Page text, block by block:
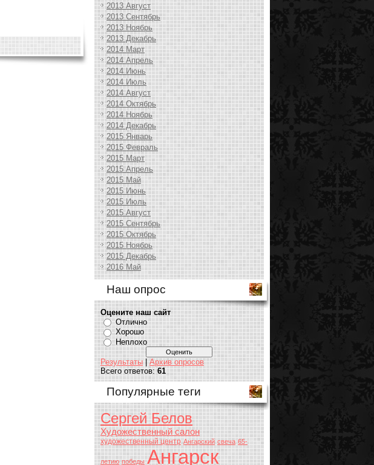
2013 Август
2013 Сентябрь
2013 Ноябрь
2013 Декабрь
2014 Март
2014 Апрель
2014 Июнь
2014 Июль
2014 Август
2014 Октябрь
2014 Ноябрь
2014 Декабрь
2015 Январь
2015 Февраль
2015 Март
2015 Апрель
2015 Май
2015 Июнь
2015 Июль
2015 Август
2015 Сентябрь
2015 Октябрь
2015 Ноябрь
2015 Декабрь
2016 Май
Наш опрос
Оцените наш сайт
Отлично
Хорошо
Неплохо
Результаты |Архив опросов
Всего ответов:61
Популярные теги
Сергей Белов
Художественный салон
художественный центр Ангарский свеча 65-
летию победы Ангарск